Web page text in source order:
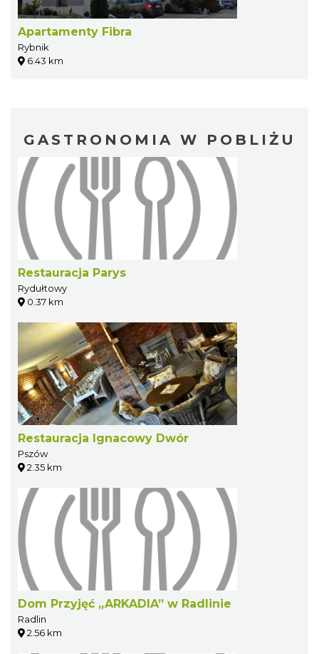
Apartamenty Fibra
Rybnik
6.43 km
GASTRONOMIA W POBLIŻU
Restauracja Parys
Rydułtowy
0.37 km
Restauracja Ignacowy Dwór
Pszów
2.35 km
Dom Przyjęć „ARKADIA” w Radlinie
Radlin
2.56 km